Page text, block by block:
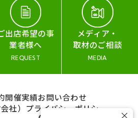
出店希望の事
業者様へ
REQUEST
メディア・
取材のご相談
MEDIA
開催実績お問い合わせ
社） プライバシーポリシー
×